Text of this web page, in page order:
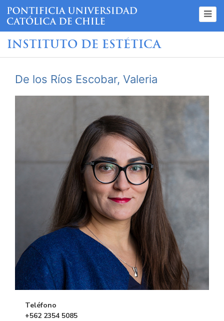
INSTITUTO DE ESTÉTICA
De los Ríos Escobar, Valeria
Teléfono
+562 2354 5085